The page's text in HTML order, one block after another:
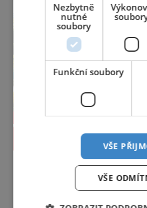
Nezbytně
nutné
soubory
Funkční soubory
VŠE
VŠE